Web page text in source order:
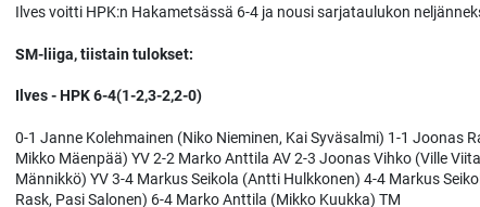
Ilves voitti HPK:n Hakametsässä 6-4 ja nousi sarjataulukon
SM-liiga, tiistain tulokset:
Ilves - HPK 6-4(1-2,3-2,2-0)
0-1 Janne Kolehmainen (Niko Nieminen, Kai Syväsalmi) 1-1 Joonas
Mikko Mäenpää) YV 2-2 Marko Anttila AV 2-3 Joonas Vihko (Ville
Männikkö) YV 3-4 Markus Seikola (Antti Hulkkonen) 4-4 Markus
Rask, Pasi Salonen) 6-4 Marko Anttila (Mikko Kuukka) TM